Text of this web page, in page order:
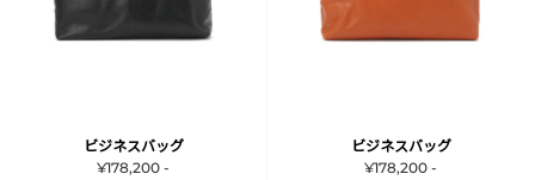
ビジネスバッグ
¥178,200 -
ビジネスバッグ
¥178,200 -